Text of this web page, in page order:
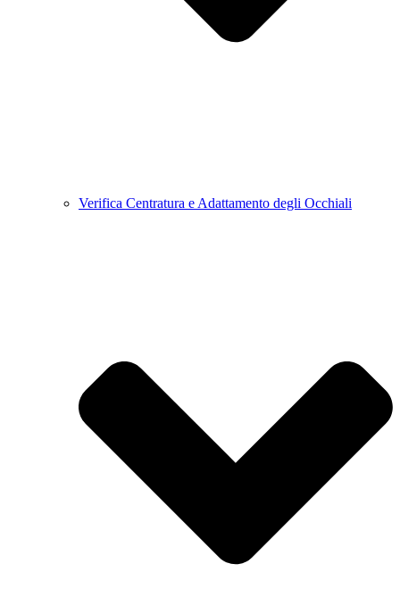
Verifica Centratura e Adattamento degli Occhiali